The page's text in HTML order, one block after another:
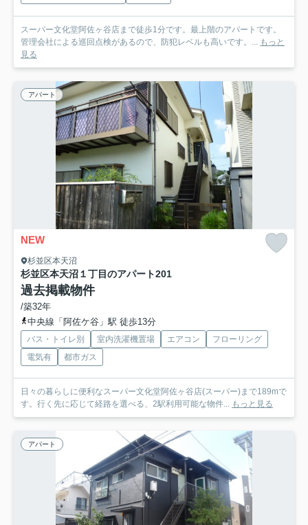
スーパー文化堂阿佐ヶ谷店まで徒歩1分です。最上階のアパートです。
管理会社による巡回点検があるので、防犯レベルも高いです。... もっと
見る
アパート
NEW
杉並区本天沼
杉並区本天沼１丁目のアパート201
過去掲載物件
/築32年
中央線「阿佐ケ谷」駅 徒歩13分
バス・トイレ別 室内洗濯機置場 エアコン
フローリング
電気有
都市ガス
日々の暮らしに便利なスーパー文化堂阿佐ヶ谷店(スーパー)まで189mで
す。行く先に応じて経路を選べる、2駅利用可能な物件... もっと見る
アパート